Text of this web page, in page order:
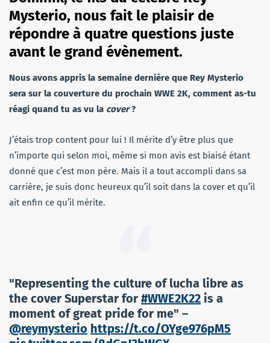
Mysterio, nous fait le plaisir de
répondre à quatre questions juste
avant le grand évènement.
Nous avons appris la semaine dernière que Rey Mysterio
sera sur la couverture du prochain WWE 2K, comment as-tu
réagi quand tu as vu la cover?
J’étais trop content pour lui ! Il mérite d’y être plus que
n’importe qui selon moi, même si mon avis est biaisé étant
donné que c’est mon père. Mais il a tout accompli dans sa
carrière, je suis donc heureux qu’il soit dans la cover et qu’il
ait enfin ce qu’il mérite.
"Representing the culture of lucha libre as
the cover Superstar for #WWE2K22 is a
moment of great pride for me" –
@reymysterio https://t.co/OYge976pM5